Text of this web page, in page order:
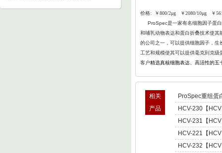
价格: ￥800/2μg ￥2080/10μg ￥
ProSpec是一家有名细胞因子蛋
和哺乳动物表达和蛋白折叠技术使其
的公司之一，可以提供细胞因子，
工艺和规模使其可以提供毫克到克
客户精选真核细胞表达、高活性的五
相关
产品
ProSpec重组蛋
HCV-230【
型肝炎病毒
Hepatitis C
HCV-231【
型肝炎病毒
Hepatitis C
HCV-221【
肝炎病毒NS5,
HCV-232【